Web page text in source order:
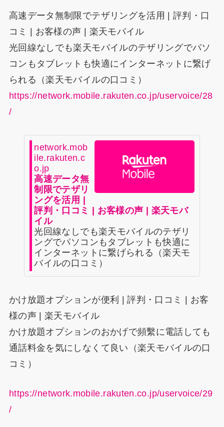
高速データ無制限でテザリングを活用 | 評判・口
コミ | お客様の声 | 楽天モバイル
光回線なしでも楽天モバイルのテザリングでパソ
コンもタブレットも快適にインターネットに繋げ
られる（楽天モバイルの口コミ）
https://network.mobile.rakuten.co.jp/uservoice/28
/
network.mob
ile.rakuten.c
o.jp
高速データ無
制限でテザリ
ングを活用 |
評判・口コミ | お客様の声 | 楽天モバ
イル
光回線なしでも楽天モバイルのテザリ
ングでパソコンもタブレットも快適に
インターネットに繋げられる（楽天モ
バイルの口コミ）
かけ放題オプションが便利 | 評判・口コミ | お客
様の声 | 楽天モバイル
かけ放題オプションのおかげで頻繫に電話しても
通話料金を気にしなくて良い（楽天モバイルの口
コミ）
https://network.mobile.rakuten.co.jp/uservoice/29
/